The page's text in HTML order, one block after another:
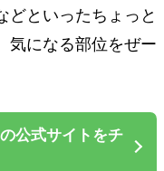
どといったちょっと
気になる部位をぜー
公式サイトをチ